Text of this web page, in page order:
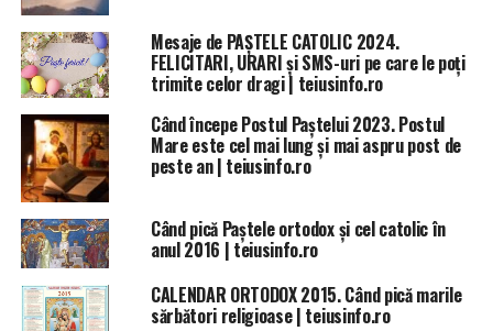
Mesaje de PAȘTELE CATOLIC 2024.
FELICITARI, URARI și SMS-uri pe care le poţi
trimite celor dragi | teiusinfo.ro
Când începe Postul Paștelui 2023. Postul
Mare este cel mai lung și mai aspru post de
peste an | teiusinfo.ro
Când pică Paștele ortodox și cel catolic în
anul 2016 | teiusinfo.ro
CALENDAR ORTODOX 2015. Când pică marile
sărbători religioase | teiusinfo.ro